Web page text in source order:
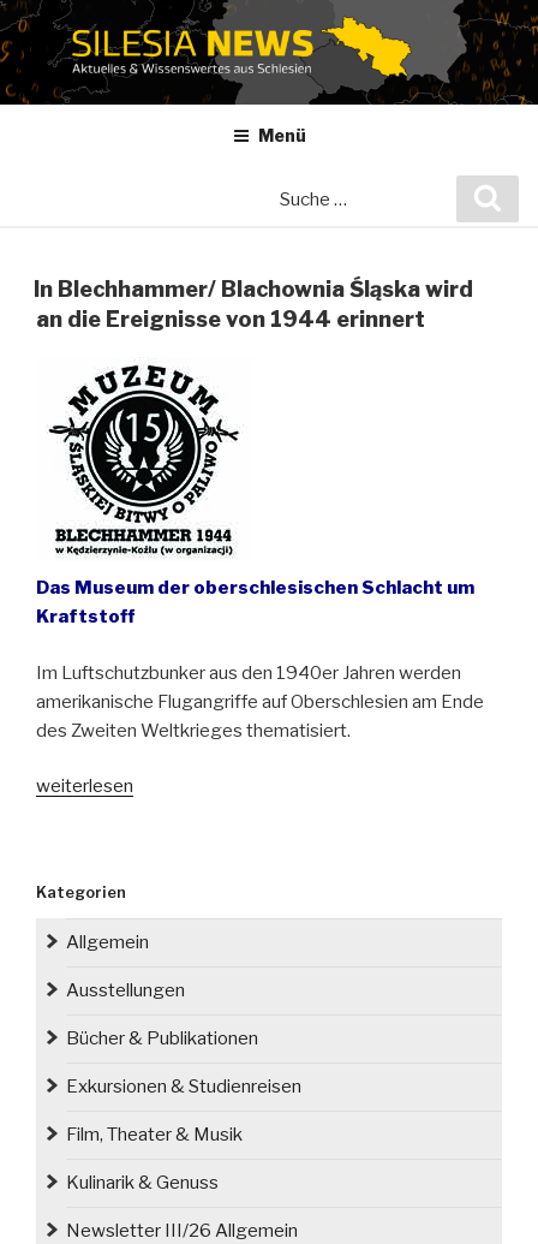
Zum
Inhalt
springen
Menü
In Blechhammer/ Blachownia Śląska wird
an die Ereignisse von 1944 erinnert
Das Museum der oberschlesischen Schlacht um
Kraftstoff
Im Luftschutzbunker aus den 1940er Jahren werden
amerikanische Flugangriffe auf Oberschlesien am Ende
des Zweiten Weltkrieges thematisiert.
„In
wird
an
Ereignisse
1944
erinnert“
weiterlesen
Kategorien
Allgemein
Ausstellungen
Bücher & Publikationen
Exkursionen & Studienreisen
Film, Theater & Musik
Kulinarik & Genuss
Newsletter III/26 Allgemein